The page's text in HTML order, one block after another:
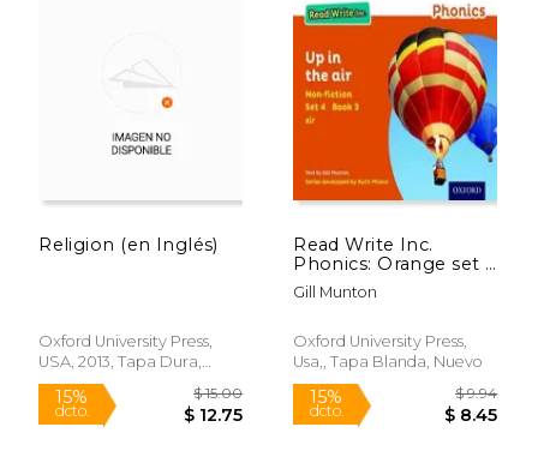
15%
dcto. $
Religion (en Inglés)
Oxford University Press,
USA, 2013, Tapa Dura,
Nuevo
Read Write Inc.
Phonics: Orange set 4
Non-Fiction 3 up in
the air (Read Write
Inglés)
Gill Munton
Oxford University Press,
Usa,, Tapa Blanda, Nuevo